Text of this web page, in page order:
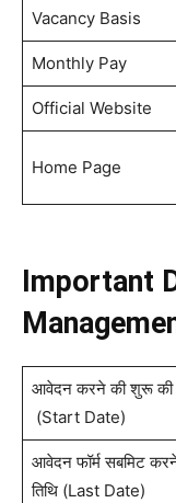
Vacancy Basis
Monthly Pay
Official Website
Home Page
Important
आवेदन करने की शुरू की
(Start Date)
आवेदन फॉर्म सबमिट
तिथि (Last Date)